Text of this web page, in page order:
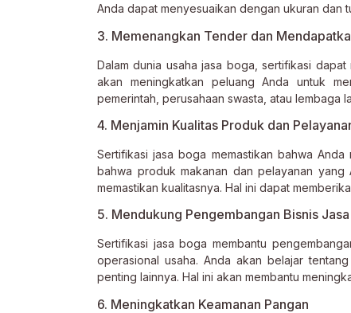
Anda dapat menyesuaikan dengan ukuran dan
3. Memenangkan Tender dan
Dalam dunia usaha jasa boga, sertifikasi
akan meningkatkan peluang Anda untuk
pemerintah, perusahaan swasta, atau lembaga
4. Menjamin Kualitas Produk dan
Sertifikasi jasa boga memastikan bahwa
bahwa produk makanan dan pelayanan
memastikan kualitasnya. Hal ini dapat
5. Mendukung Pengembangan Bisnis
Sertifikasi jasa boga membantu
operasional usaha. Anda akan belajar
penting lainnya. Hal ini akan membantu
6. Meningkatkan Keamanan Pangan